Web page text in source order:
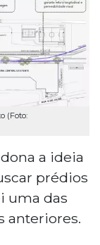
(Foto:
a ideia
prédios
uma das
anteriores.